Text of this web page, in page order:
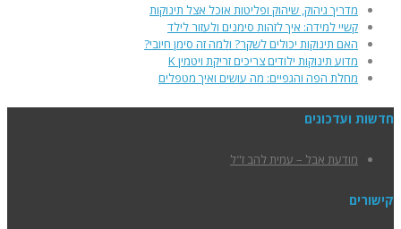
מדריך גיהוק, שיהוק ופליטות אוכל אצל תינוקות
קשיי למידה: איך לזהות סימנים ולעזור לילד
האם תינוקות יכולים לשקר? ולמה זה סימן חיובי?
מדוע תינוקות ילודים צריכים זריקת ויטמין K
מחלת הפה והגפיים: מה עושים ואיך מטפלים
חדשות ועדכונים
מודעת אבל – עמית להב ז"ל
קישורים